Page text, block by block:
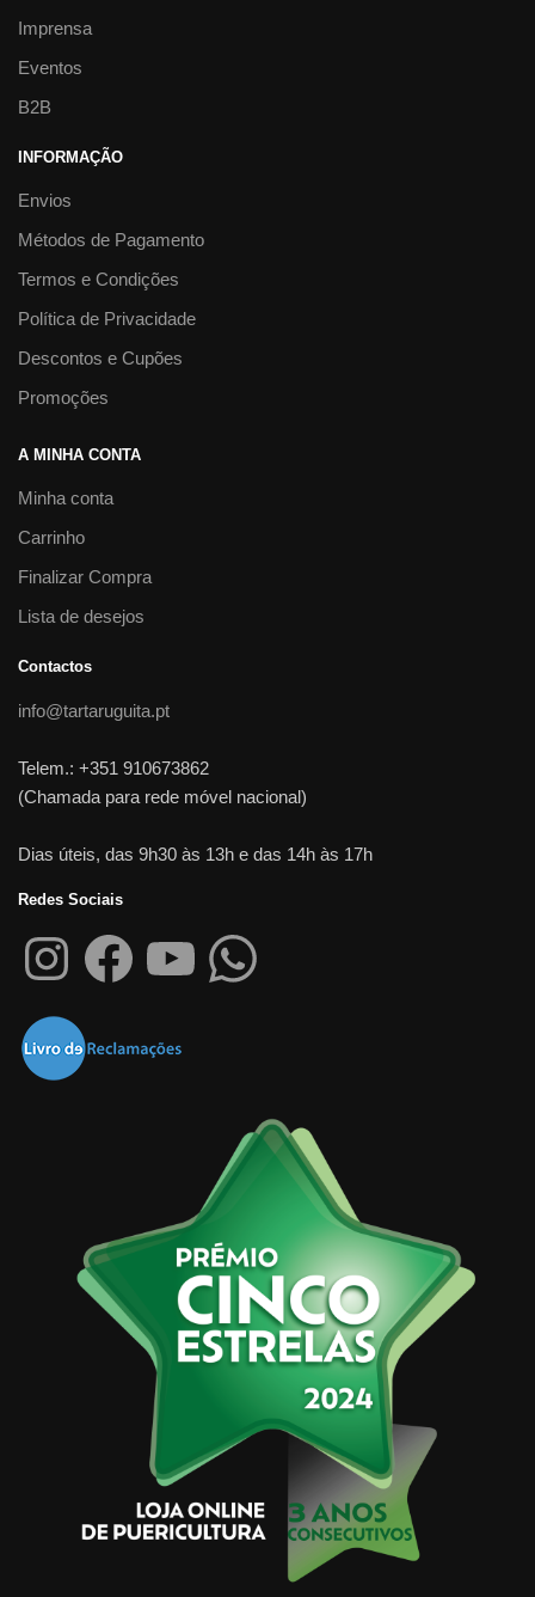
Imprensa
Eventos
B2B
INFORMAÇÃO
Envios
Métodos de Pagamento
Termos e Condições
Política de Privacidade
Descontos e Cupões
Promoções
A MINHA CONTA
Minha conta
Carrinho
Finalizar Compra
Lista de desejos
Contactos
info@tartaruguita.pt
Telem.: +351 910673862
(Chamada para rede móvel nacional)
Dias úteis, das 9h30 às 13h e das 14h às 17h
Redes Sociais